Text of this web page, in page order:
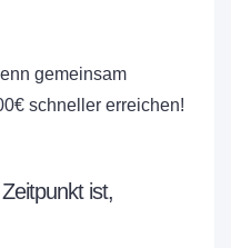
gemeinsam
schneller erreichen!
ist,